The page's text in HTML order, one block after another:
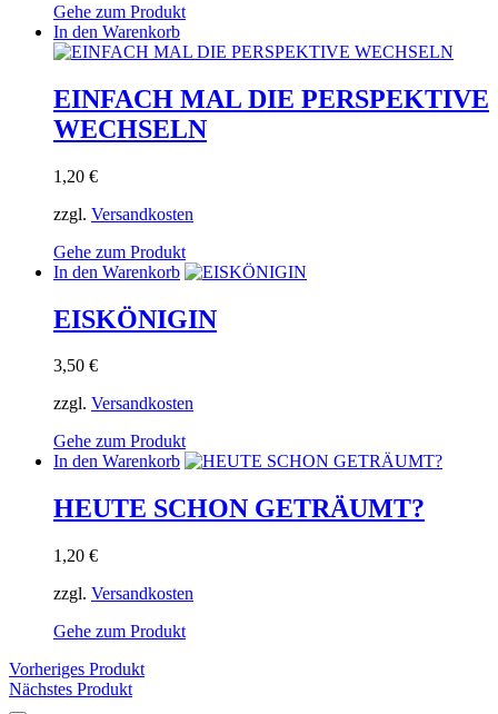
Gehe zum Produkt
In den Warenkorb
EINFACH MAL DIE PERSPEKTIVE
WECHSELN
1,20 €
zzgl. Versandkosten
Gehe zum Produkt
In den Warenkorb
EISKÖNIGIN
3,50 €
zzgl. Versandkosten
Gehe zum Produkt
In den Warenkorb
HEUTE SCHON GETRÄUMT?
1,20 €
zzgl. Versandkosten
Gehe zum Produkt
Vorheriges Produkt
Nächstes Produkt